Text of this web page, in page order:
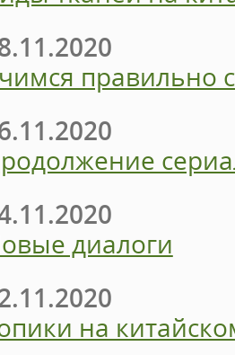
правильно
диалоги
на